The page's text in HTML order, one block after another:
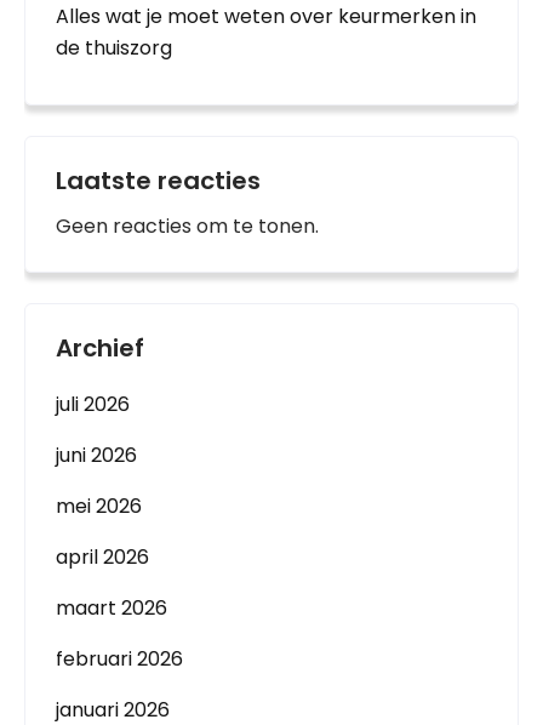
Alles wat je moet weten over keurmerken in
de thuiszorg
Laatste reacties
Geen reacties om te tonen.
Archief
juli 2026
juni 2026
mei 2026
april 2026
maart 2026
februari 2026
januari 2026